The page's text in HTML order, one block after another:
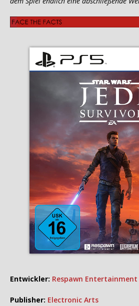
Entwickler: Respawn Entertainment
Publisher: Electronic Arts